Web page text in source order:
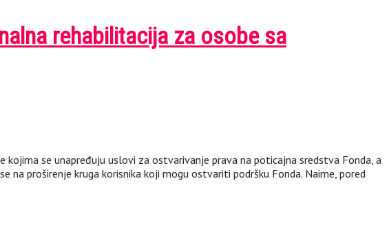
rehabilitacija za osobe sa
se unapređuju uslovi za ostvarivanje prava na poticajna sredstva Fonda, a
na proširenje kruga korisnika koji mogu ostvariti podršku Fonda. Naime, pored